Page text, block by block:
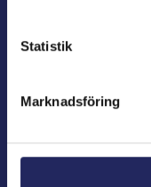
Statistik
Marknadsföring
John Nurminens
kulturens väktare
John Nurminens